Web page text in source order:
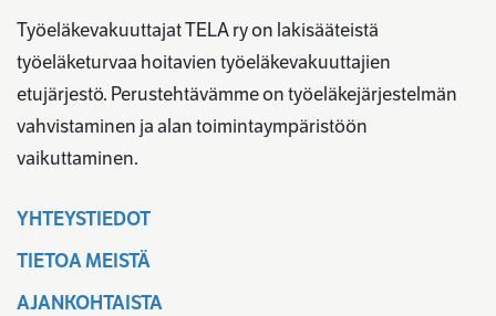
Työeläkevakuuttajat TELA ry on lakisääteistä
työeläketurvaa hoitavien työeläkevakuuttajien
etujärjestö. Perustehtävämme on työeläkejärjestelmän
vahvistaminen ja alan toimintaympäristöön
vaikuttaminen.
YHTEYSTIEDOT
TIETOA MEISTÄ
AJANKOHTAISTA